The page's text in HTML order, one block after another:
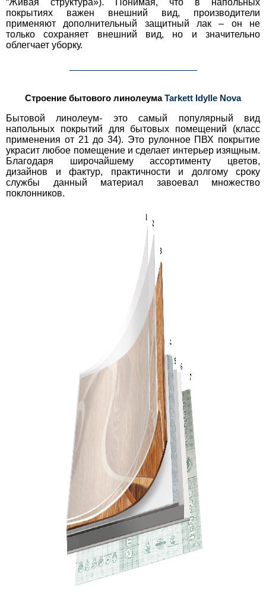
“Живая структура»). Понимая, что в напольных
покрытиях важен внешний вид, производители
применяют дополнительный защитный лак – он не
только сохраняет внешний вид, но и значительно
облегчает уборку.
Строение бытового линолеумаTarkett Idylle Nova
Бытовой линолеум- это самый популярный вид
напольных покрытий для бытовых помещений (класс
применения от 21 до 34). Это рулонное ПВХ покрытие
украсит любое помещение и сделает интерьер изящным.
Благодаря широчайшему ассортименту цветов,
дизайнов и фактур, практичности и долгому сроку
службы данный материал завоевал множество
поклонников.